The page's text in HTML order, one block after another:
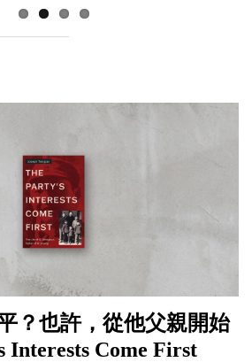
？也許，從他父親開始
Come First